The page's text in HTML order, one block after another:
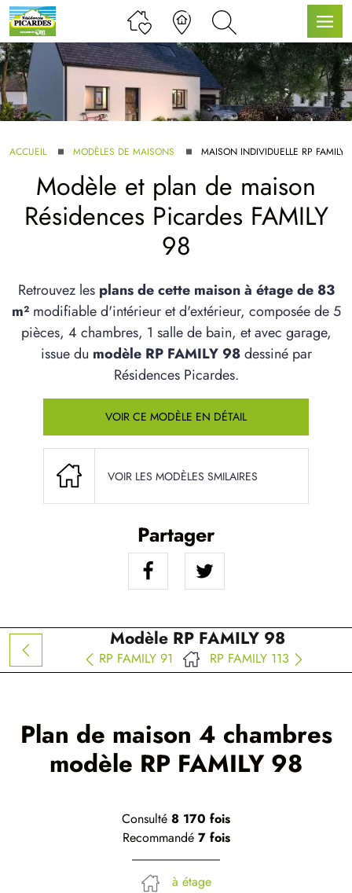
SERVICE BDL EXTENSION
ARTICLES
ACCUEIL MODÈLES DE MAISONS MAISON INDIVIDUELLE RP FAMILY
Modèle et plan de maison
Résidences Picardes FAMILY
98
Retrouvez les plans de cette maison à étage de 83
m²modifiable d'intérieur et d'extérieur, composée de 5
pièces, 4 chambres, 1 salle de bain, et avec garage,
issue du modèle RP FAMILY 98dessiné par
Résidences Picardes.
VOIR CE MODÈLE EN DÉTAIL
VOIR LES MODÈLES SMILAIRES
Partager
Modèle RP FAMILY 98
RP FAMILY 91 RP FAMILY 113
Plan de maison 4 chambres
modèle RP FAMILY 98
Consulté 8 170 fois
Recommandé 7 fois
à étage